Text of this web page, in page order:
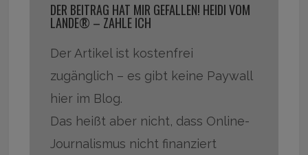
DER BEITRAG HAT MIR GEFALLEN! HEIDI VOM
LANDE® – ZAHLE ICH
Der Artikel ist kostenfrei
zugänglich – es gibt keine Paywall
hier im Blog.
Das heißt aber nicht, dass Online-
Journalismus nicht finanziert